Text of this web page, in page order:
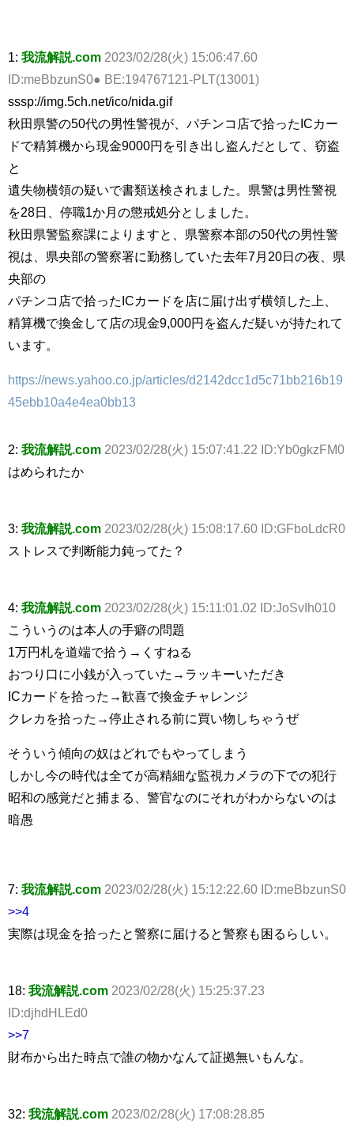
1: 我流解説.com 2023/02/28(火) 15:06:47.60
ID:meBbzunS0● BE:194767121-PLT(13001)
sssp://img.5ch.net/ico/nida.gif
秋田県警の50代の男性警視が、パチンコ店で拾ったICカー
ドで精算機から現金9000円を引き出し盗んだとして、窃盗
と
遺失物横領の疑いで書類送検されました。県警は男性警視
を28日、停職1か月の懲戒処分としました。
秋田県警監察課によりますと、県警察本部の50代の男性警
視は、県央部の警察署に勤務していた去年7月20日の夜、県
央部の
パチンコ店で拾ったICカードを店に届け出ず横領した上、
精算機で換金して店の現金9,000円を盗んだ疑いが持たれて
います。
https://news.yahoo.co.jp/articles/d2142dcc1d5c71bb216b19
45ebb10a4e4ea0bb13
2: 我流解説.com 2023/02/28(火) 15:07:41.22 ID:Yb0gkzFM0
はめられたか
3: 我流解説.com 2023/02/28(火) 15:08:17.60 ID:GFboLdcR0
ストレスで判断能力鈍ってた？
4: 我流解説.com 2023/02/28(火) 15:11:01.02 ID:JoSvIh010
こういうのは本人の手癖の問題
1万円札を道端で拾う→くすねる
おつり口に小銭が入っていた→ラッキーいただき
ICカードを拾った→歓喜で換金チャレンジ
クレカを拾った→停止される前に買い物しちゃうぜ
そういう傾向の奴はどれでもやってしまう
しかし今の時代は全てが高精細な監視カメラの下での犯行
昭和の感覚だと捕まる、警官なのにそれがわからないのは
暗愚
7: 我流解説.com 2023/02/28(火) 15:12:22.60 ID:meBbzunS0
>>4
実際は現金を拾ったと警察に届けると警察も困るらしい。
18: 我流解説.com 2023/02/28(火) 15:25:37.23
ID:djhdHLEd0
>>7
財布から出た時点で誰の物かなんて証拠無いもんな。
32: 我流解説.com 2023/02/28(火) 17:08:28.85